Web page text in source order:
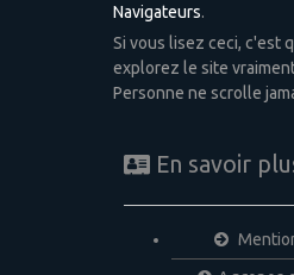
Navigateurs.
Si vous lisez ceci, c'est
explorez le site
Personne ne scrolle
En savoir